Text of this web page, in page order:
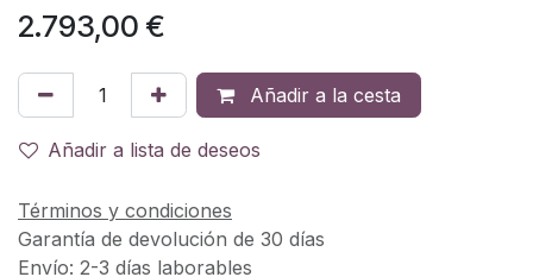
2.793,00 €
Añadir a la cesta
Añadir a lista de deseos
Términos y condiciones
Garantía de devolución de 30 días
Envío: 2-3 días laborables